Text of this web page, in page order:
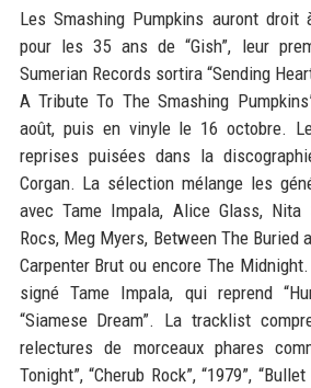
Les Smashing Pumpkins auront droit
pour les 35 ans de “Gish”, leur
Sumerian Records sortira “Sending
A Tribute To The Smashing
août, puis en vinyle le 16 octobre.
reprises puisées dans la
Corgan. La sélection mélange les
avec Tame Impala, Alice Glass, Nita
Rocs, Meg Myers, Between The Buried
Carpenter Brut ou encore The
signé Tame Impala, qui reprend
“Siamese Dream”. La tracklist
relectures de morceaux phares
Tonight”, “Cherub Rock”, “1979”,